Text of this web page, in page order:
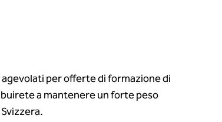
per offerte di formazione di
a mantenere un forte peso